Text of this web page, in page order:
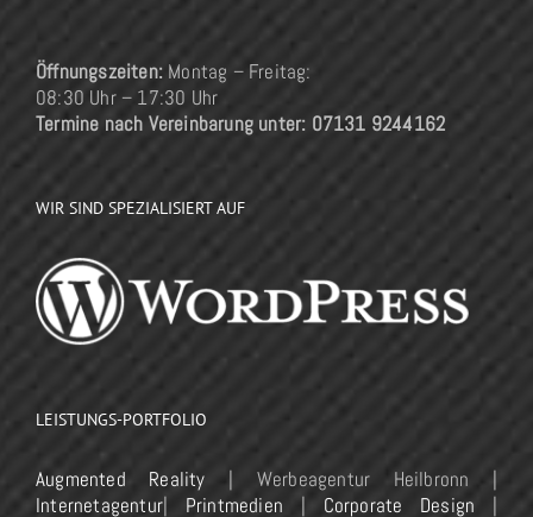
Öffnungszeiten: Montag – Freitag:
08:30 Uhr – 17:30 Uhr
Termine nach Vereinbarung unter: 07131 9244162
WIR SIND SPEZIALISIERT AUF
LEISTUNGS-PORTFOLIO
Augmented Reality | Werbeagentur Heilbronn |
Internetagentur| Printmedien | Corporate Design |